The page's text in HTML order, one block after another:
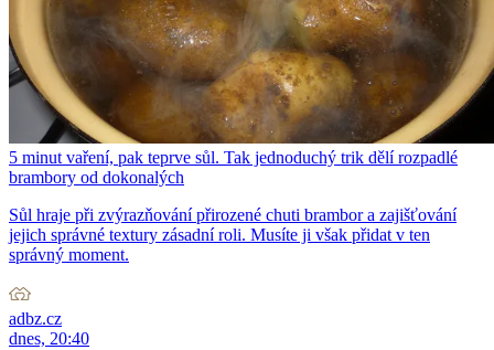
5 minut vaření, pak teprve sůl. Tak jednoduchý trik dělí rozpadlé
brambory od dokonalých
Sůl hraje při zvýrazňování přirozené chuti brambor a zajišťování
jejich správné textury zásadní roli. Musíte ji však přidat v ten
správný moment.
adbz.cz
dnes, 20:40